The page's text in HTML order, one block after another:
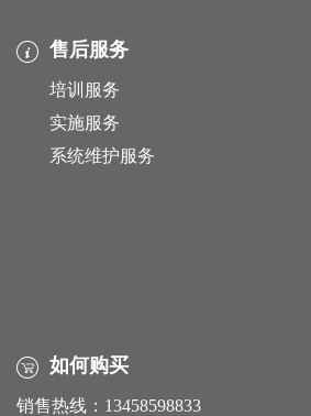
售后服务
培训服务
实施服务
系统维护服务
如何购买
销售热线：13458598833